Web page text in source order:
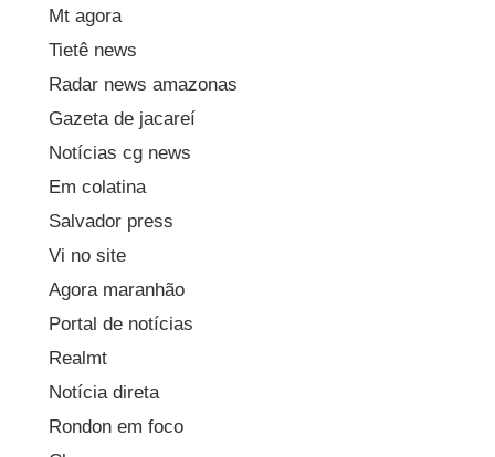
Mt agora
Tietê news
Radar news amazonas
Gazeta de jacareí
Notícias cg news
Em colatina
Salvador press
Vi no site
Agora maranhão
Portal de notícias
Realmt
Notícia direta
Rondon em foco